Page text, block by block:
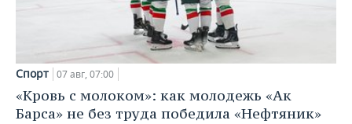
Спорт 07 авг, 07:00
«Кровь с молоком»: как молодежь «Ак
Барса» не без труда победила «Нефтяник»